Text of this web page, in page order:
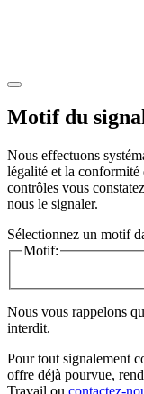
Motif du
Nous effectuons
légalité et la conformité
contrôles vous
nous le signaler.
Sélectionnez un motif
Motif:
Nous vous rappelons
interdit.
Pour tout signalement
offre déjà pourvue,
Travail ou contactez-